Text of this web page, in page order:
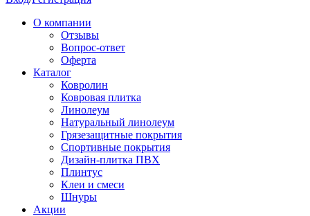
для
быстрогоО компании
Отзывы
Вопрос-ответ
Оферта
Каталог
Ковролин
Ковровая плитка
Линолеум
Натуральный линолеум
Грязезащитные покрытия
Спортивные покрытия
Дизайн-плитка ПВХ
Плинтус
Клеи и смеси
Шнуры
Акции